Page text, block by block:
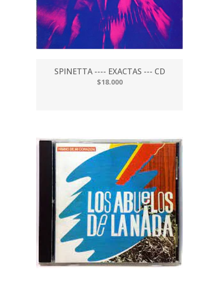
SPINETTA ---- EXACTAS --- CD
$18.000